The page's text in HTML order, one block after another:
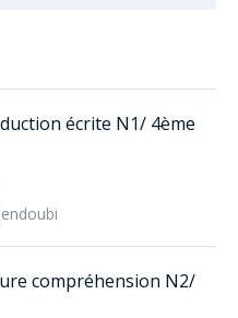
écrite N1/ 4ème
compréhension N2/